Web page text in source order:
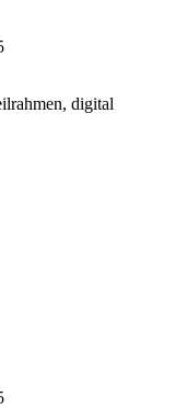
digital